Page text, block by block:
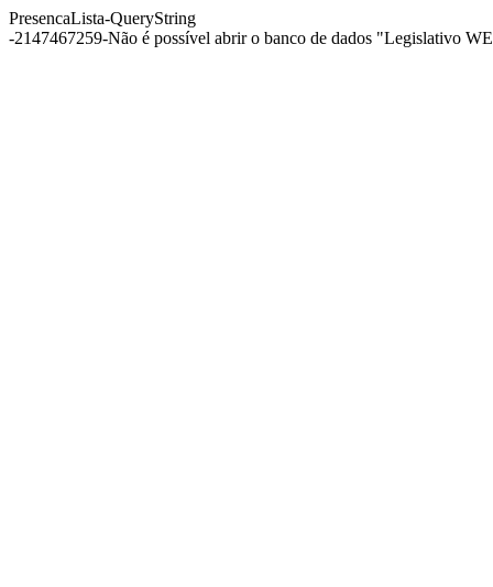
PresencaLista-QueryString
-2147467259-Não é possível abrir o banco de dados "Legislativo